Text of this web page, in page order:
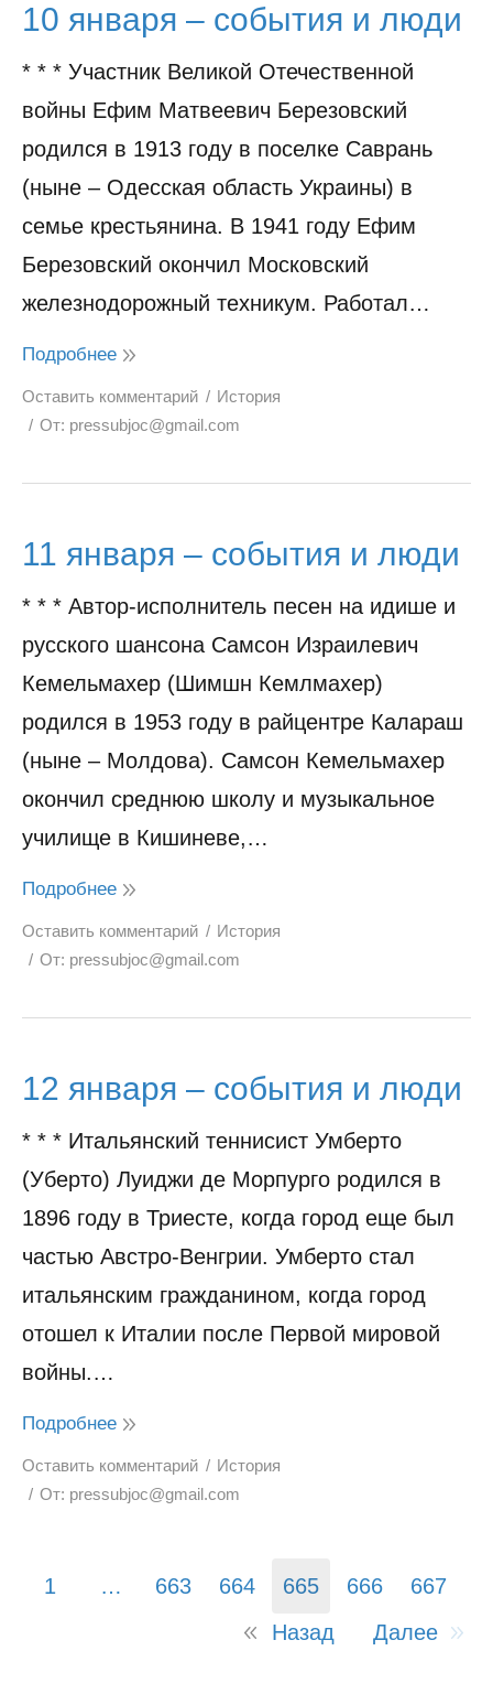
10 января – события и люди
* * * Участник Великой Отечественной
войны Ефим Матвеевич Березовский
родился в 1913 году в поселке Саврань
(ныне – Одесская область Украины) в
семье крестьянина. В 1941 году Ефим
Березовский окончил Московский
железнодорожный техникум. Работал…
Подробнее
Оставить комментарий
История
От: pressubjoc@gmail.com
11 января – события и люди
* * * Автор-исполнитель песен на идише и
русского шансона Самсон Израилевич
Кемельмахер (Шимшн Кемлмахер)
родился в 1953 году в райцентре Калараш
(ныне – Молдова). Самсон Кемельмахер
окончил среднюю школу и музыкальное
училище в Кишиневе,…
Подробнее
Оставить комментарий
История
От: pressubjoc@gmail.com
12 января – события и люди
* * * Итальянский теннисист Умберто
(Уберто) Луиджи де Морпурго родился в
1896 году в Триесте, когда город еще был
частью Австро-Венгрии. Умберто стал
итальянским гражданином, когда город
отошел к Италии после Первой мировой
войны.…
Подробнее
Оставить комментарий
История
От: pressubjoc@gmail.com
1 … 663 664 665 666
667
Назад
Далее